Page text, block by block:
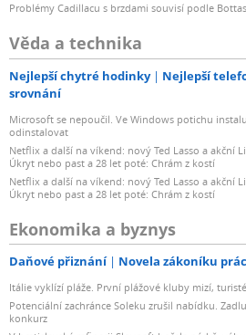
Problémy Cadillacu s brzdami souvisí podle
Věda a technika
Nejlepší chytré hodinky Nejlepší
srovnání
Microsoft se nepoučil. Ve Windows potichu
odinstalovat
Netflix a další na víkend: nový Ted Lasso a akční
Úkryt nebo past a 28 let poté: Chrám z kostí
Netflix a další na víkend: nový Ted Lasso a akční
Úkryt nebo past a 28 let poté: Chrám z kostí
Ekonomika a byznys
Daňové přiznání Novela zákoníku
Itálie vyklízí pláže. První plážové kluby mizí,
Potenciální zachránce Soleku zrušil nabídku.
konkurz